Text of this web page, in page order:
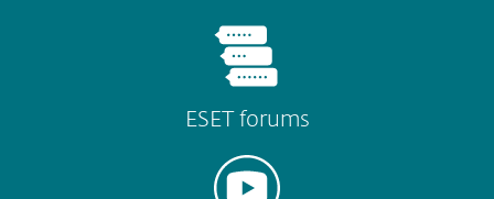
ESET forums